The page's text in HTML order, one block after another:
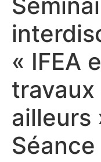
« IFEA
travaux
ailleurs
Séance